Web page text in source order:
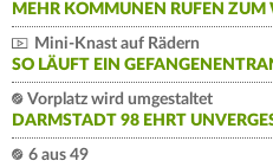
MEHR KOMMUNEN RUFEN ZUM
Mini-Knast auf Rädern
SO LÄUFT EIN
Vorplatz wird umgestaltet
DARMSTADT 98 EHRT
6 aus 49